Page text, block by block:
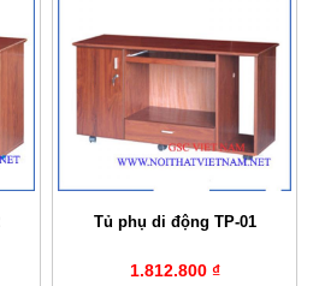
Tủ phụ di động TP-01
1.812.800 ₫